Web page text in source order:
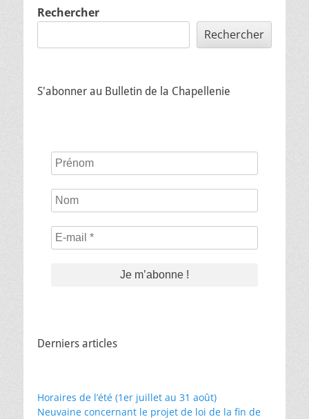
Rechercher
Rechercher
S'abonner au Bulletin de la Chapellenie
Prénom
Nom
E-
mail
Derniers articles
Horaires de l’été (1er juillet au 31 août)
Neuvaine concernant le projet de loi de la fin de